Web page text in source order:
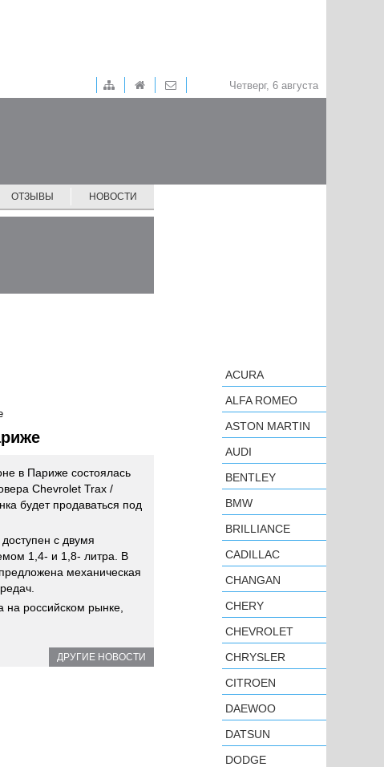
Четверг, 6 августа
ОТЗЫВЫ НОВОСТИ
в Париже состоялась
Chevrolet Trax /
будет продаваться под
с двумя
1,4- и 1,8- литра. В
механическая
на российском рынке,
ДРУГИЕ НОВОСТИ
ACURA
ALFA ROMEO
ASTON MARTIN
AUDI
BENTLEY
BMW
BRILLIANCE
CADILLAC
CHANGAN
CHERY
CHEVROLET
CHRYSLER
CITROEN
DAEWOO
DATSUN
DODGE